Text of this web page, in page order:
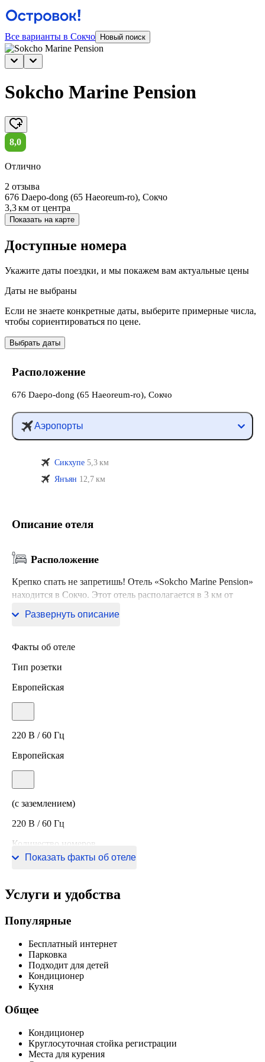
Все варианты в Сокчо Новый поиск
Sokcho Marine Pension
8,0
Отлично
2 отзыва
676 Daepo-dong (65 Haeoreum-ro), Сокчо
3,3 км от центра
Показать на карте
Доступные номера
Укажите даты поездки, и мы покажем вам актуальные цены
Даты не выбраны
Если не знаете конкретные даты, выберите примерные числа,
чтобы сориентироваться по цене.
Выбрать даты
Расположение
676 Daepo-dong (65 Haeoreum-ro), Сокчо
Аэропорты
Сикхупе 5,3 км
Янъян 12,7 км
Описание отеля
Расположение
Крепко спать не запретишь! Отель «Sokcho Marine Pension»
находится в Сокчо. Этот отель располагается в 3 км от
Развернуть описание
Факты об отеле
Тип розетки
Европейская
220 В / 60 Гц
Европейская
(с заземлением)
220 В / 60 Гц
Количество номеров
2 номера
Показать факты об отеле
Услуги и удобства
Популярные
Бесплатный интернет
Парковка
Подходит для детей
Кондиционер
Кухня
Общее
Кондиционер
Круглосуточная стойка регистрации
Места для курения